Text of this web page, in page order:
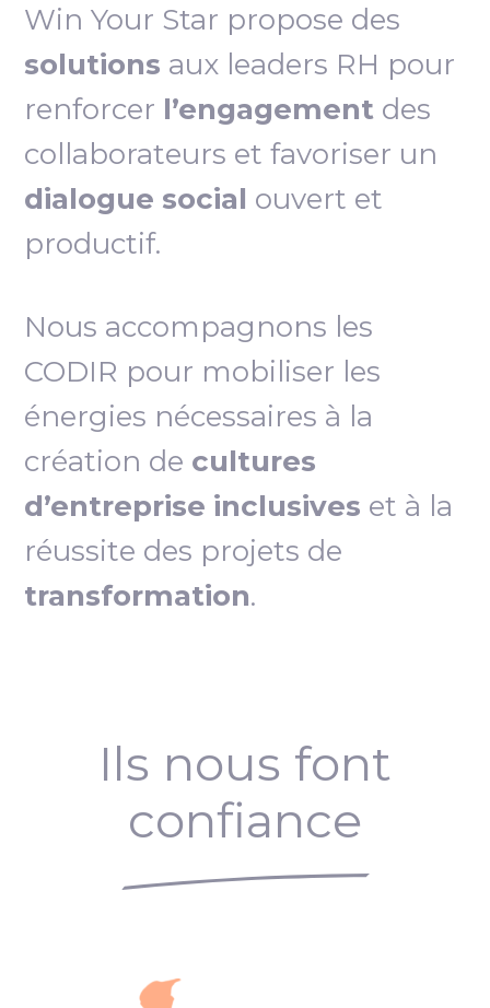
Win Your Star propose des
solutions aux leaders RH pour
renforcer l’engagement des
collaborateurs et favoriser un
dialogue social ouvert et
productif.
Nous accompagnons les
CODIR pour mobiliser les
énergies nécessaires à la
création de cultures
d’entreprise inclusives et à la
réussite des projets de
transformation.
Ils nous font
confiance